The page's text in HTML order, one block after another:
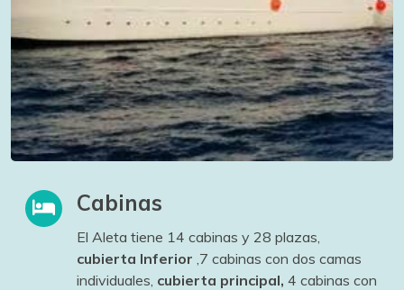
Cabinas
El Aleta tiene 14 cabinas y 28 plazas,
cubierta Inferior ,7 cabinas con dos camas
individuales, cubierta principal, 4 cabinas con